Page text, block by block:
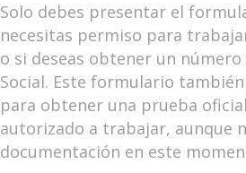
Solo debes presentar el
necesitas permiso para
o si deseas obtener un número
Social. Este formulario
para obtener una prueba
autorizado a trabajar, aunque
documentación en este